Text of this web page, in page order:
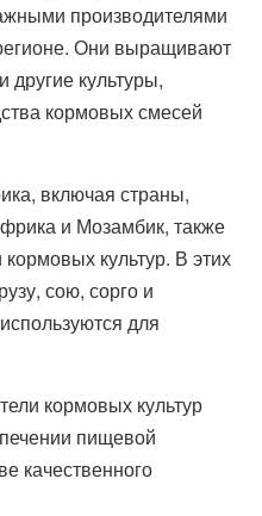
производителями
Они выращивают
культуры,
кормовых смесей
включая страны,
и Мозамбик, также
культур. В этих
сою, сорго и
для
кормовых культур
пищевой
качественного